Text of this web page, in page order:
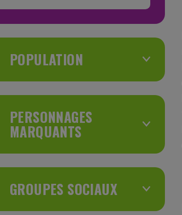
POPULATION
PERSONNAGES
MARQUANTS
GROUPES SOCIAUX